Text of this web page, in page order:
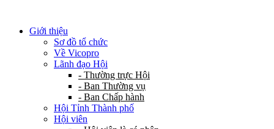
Giới thiệu
Sơ đồ tổ chức
Về Vicopro
Lãnh đạo Hội
- Thường trực Hội
- Ban Thường vụ
- Ban Chấp hành
Hội Tỉnh Thành phố
Hội viên